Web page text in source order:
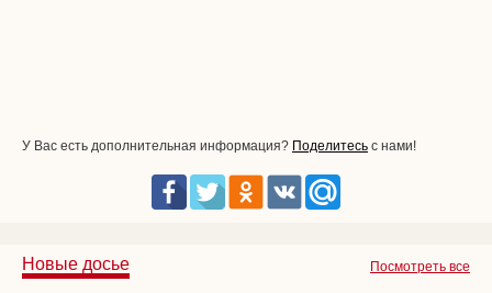
У Вас есть дополнительная информация? Поделитесь с нами!
Посмотреть все
Новые досье